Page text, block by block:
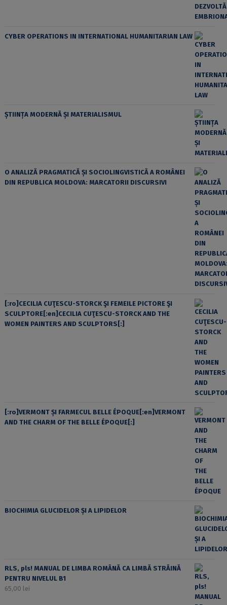
CYBER OPERATIONS IN INTERNATIONAL HUMANITARIAN LAW
ȘTIINȚA MODERNĂ ȘI MATERIALISMUL
O ANALIZĂ PRAGMATICĂ ȘI SOCIOLINGVISTICĂ A ROMÂNEI
DIN REPUBLICA MOLDOVA: MARCATORII DISCURSIVI
[:ro]CECILIA CUŢESCU-STORCK ŞI FEMEILE PICTORE ŞI
SCULPTORE[:en]CECILIA CUŢESCU-STORCK AND THE
WOMEN PAINTERS AND SCULPTORS[:]
[:ro]VERMONT ȘI FARMECUL BELLE ÉPOQUE[:en]VERMONT
AND THE CHARM OF THE BELLE ÉPOQUE[:]
BIOCHIMIA GLUCIDELOR ȘI A LIPIDELOR
RLS, pls! MANUAL DE LIMBA ROMÂNĂ CA LIMBĂ STRĂINĂ
PENTRU NIVELUL B1
65,00 lei